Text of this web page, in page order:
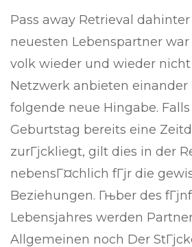
Pass away Retrieval
neuesten Lebenspartner war
volk wieder und wieder nicht
Netzwerk anbieten einander
folgende neue Hingabe.
Geburtstag bereits eine
zurГјckliegt, gilt dies in der
nebensГ¤chlich fГјr die
Beziehungen. Гњber des
Lebensjahres werden
Allgemeinen noch Der